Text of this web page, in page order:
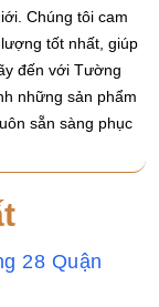
Chúng tôi cam
tốt nhất, giúp
đến với Tường
những sản phẩm
sẵn sàng phục
28 Quận